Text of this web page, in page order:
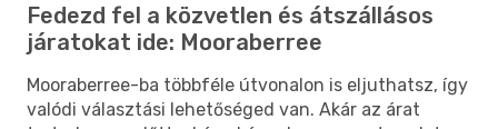
Fedezd fel a közvetlen és átszállásos
járatokat ide: Mooraberree
Mooraberree-ba többféle útvonalon is eljuthatsz, így
valódi választási lehetőséged van. Akár az árat